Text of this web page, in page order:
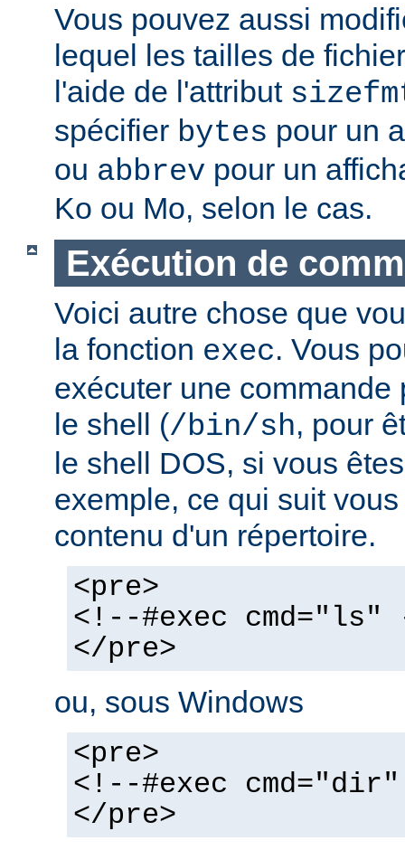
Vous pouvez aussi
lequel les tailles de
l'aide de l'attribut
spécifier bytes pour un
ou abbrev pour un
Ko ou Mo, selon le cas.
Exécution de
Voici autre chose que
la fonction exec. Vous
exécuter une commande
le shell (/bin/sh, pour
le shell DOS, si vous
exemple, ce qui suit
contenu d'un répertoire.
<pre>
<!--#exec cmd="ls"
</pre>
ou, sous Windows
<pre>
<!--#exec
</pre>